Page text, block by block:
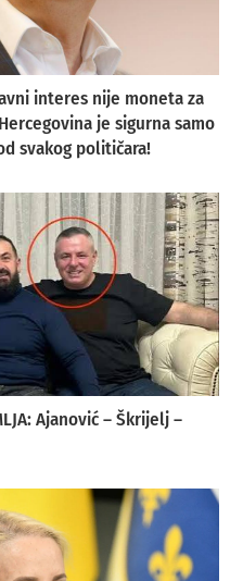
interes nije moneta za
je sigurna samo
svakog političara!
Ajanović – Škrijelj –